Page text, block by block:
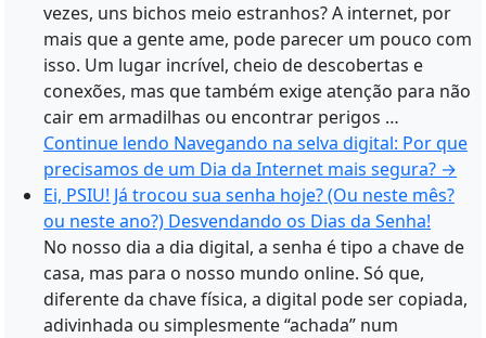
vezes, uns bichos meio estranhos? A internet, por
mais que a gente ame, pode parecer um pouco com
isso. Um lugar incrível, cheio de descobertas e
conexões, mas que também exige atenção para não
cair em armadilhas ou encontrar perigos …
Continue lendo Navegando na selva digital: Por que
precisamos de um Dia da Internet mais segura? →
Ei, PSIU! Já trocou sua senha hoje? (Ou neste mês?
ou neste ano?) Desvendando os Dias da Senha!
No nosso dia a dia digital, a senha é tipo a chave de
casa, mas para o nosso mundo online. Só que,
diferente da chave física, a digital pode ser copiada,
adivinhada ou simplesmente “achada” num